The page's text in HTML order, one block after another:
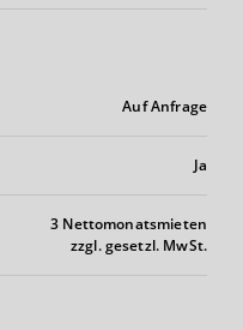
Auf Anfrage
Ja
3 Nettomonatsmieten
zzgl. gesetzl. MwSt.